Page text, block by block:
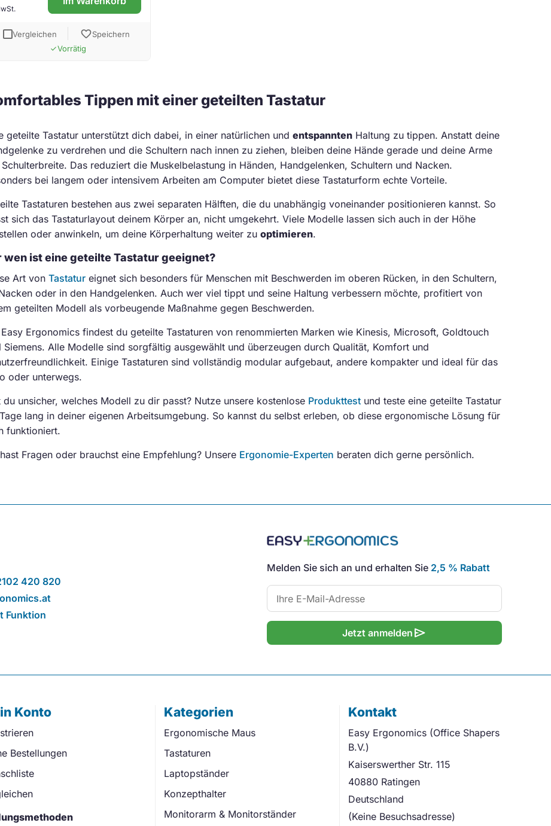
Vergleichen favoriteSpeichern
doneVorrätig
Tippen mit einer geteilten Tastatur
geteilte Tastatur unterstützt dich dabei, in einer natürlichen und entspannten Haltung zu tippen. Anstatt deine
zu verdrehen und die Schultern nach innen zu ziehen, bleiben deine Hände gerade und deine Arme
Das reduziert die Muskelbelastung in Händen, Handgelenken, Schultern und Nacken.
bei langem oder intensivem Arbeiten am Computer bietet diese Tastaturform echte Vorteile.
Tastaturen bestehen aus zwei separaten Hälften, die du unabhängig voneinander positionieren kannst. So
sich das Tastaturlayout deinem Körper an, nicht umgekehrt. Viele Modelle lassen sich auch in der Höhe
oder anwinkeln, um deine Körperhaltung weiter zu optimieren.
wen ist eine geteilte Tastatur geeignet?
Art von Tastatur eignet sich besonders für Menschen mit Beschwerden im oberen Rücken, in den Schultern,
oder in den Handgelenken. Auch wer viel tippt und seine Haltung verbessern möchte, profitiert von
geteilten Modell als vorbeugende Maßnahme gegen Beschwerden.
Easy Ergonomics findest du geteilte Tastaturen von renommierten Marken wie Kinesis, Microsoft, Goldtouch
Siemens. Alle Modelle sind sorgfältig ausgewählt und überzeugen durch Qualität, Komfort und
Einige Tastaturen sind vollständig modular aufgebaut, andere kompakter und ideal für das
oder unterwegs.
du unsicher, welches Modell zu dir passt? Nutze unsere kostenlose Produkttest und teste eine geteilte Tastatur
lang in deiner eigenen Arbeitsumgebung. So kannst du selbst erleben, ob diese ergonomische Lösung für
funktioniert.
Fragen oder brauchst eine Empfehlung? Unsere Ergonomie-Experten beraten dich gerne persönlich.
420 820
Funktion
Melden Sie sich an und erhalten Sie 2,5 % Rabatt
Jetzt anmelden send
Konto
Bestellungen
Kategorien
Ergonomische Maus
Tastaturen
Laptopständer
Konzepthalter
Monitorarm & Monitorständer
Kontakt
Easy Ergonomics (Office Shapers
B.V.)
Kaiserswerther Str. 115
40880 Ratingen
Deutschland
(Keine Besuchsadresse)